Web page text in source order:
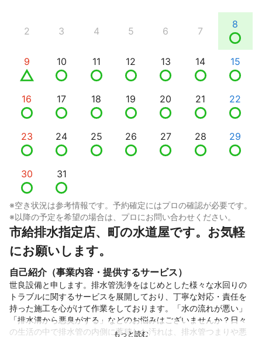
2 3 4 5 6 7
8
9 10 11 12 13 14 15
16 17 18 19 20 21 22
23 24 25 26 27 28 29
30 31
※空き状況は参考情報です。予約確定にはプロの確認が必要です。
※以降の予定を希望の場合は、プロにお問い合わせください。
市給排水指定店、町の水道屋です。お気軽
にお願いします。
自己紹介（事業内容・提供するサービス）
世良設備と申します。排水管洗浄をはじめとした様々な水回りの
トラブルに関するサービスを展開しており、丁寧な対応・責任を
持った施工を心がけて作業をしております。「水の流れが悪い」
「排水溝から悪臭がする」などのお悩みはございませんか？日々
の生活の中で排水管の内側に蓄積した汚れは、排水管つまりや悪